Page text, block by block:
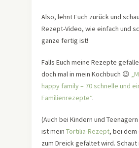
Also, lehnt Euch zurück und
Rezept-Video, wie einfach und
ganze fertig ist!
Falls Euch meine Rezepte
doch mal in mein Kochbuch 😉
happy family – 70 schnelle und
Familienrezepte“.
(Auch bei Kindern und
ist mein Tortilia-Rezept, bei dem
zum Dreick gefaltet wird. Schaut